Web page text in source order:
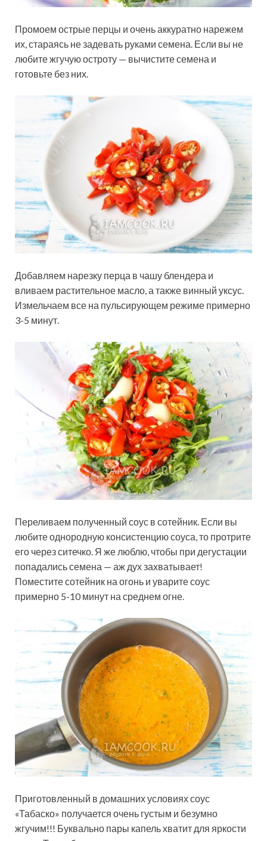
Промоем острые перцы и очень аккуратно нарежем
их, стараясь не задевать руками семена. Если вы не
любите жгучую остроту — вычистите семена и
готовьте без них.
Добавляем нарезку перца в чашу блендера и
вливаем растительное масло, а также винный уксус.
Измельчаем все на пульсирующем режиме примерно
3-5 минут.
Переливаем полученный соус в сотейник. Если вы
любите однородную консистенцию соуса, то протрите
его через ситечко. Я же люблю, чтобы при дегустации
попадались семена — аж дух захватывает!
Поместите сотейник на огонь и уварите соус
примерно 5-10 минут на среднем огне.
Приготовленный в домашних условиях соус
«Табаско» получается очень густым и безумно
жгучим!!! Буквально пары капель хватит для яркости